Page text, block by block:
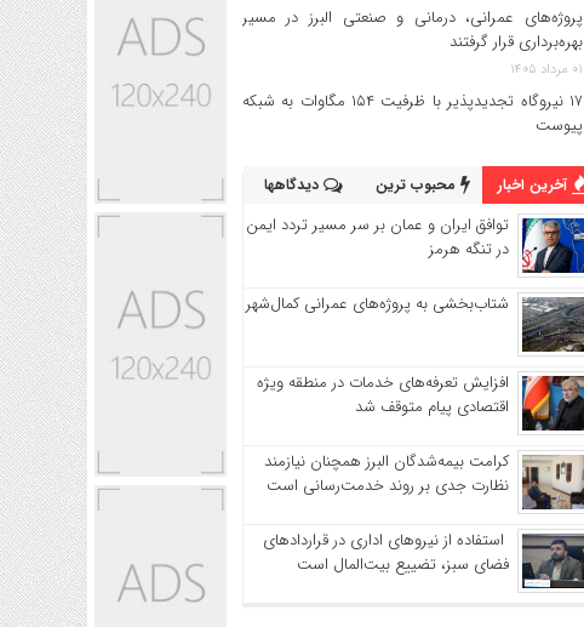
پروژه‌های عمرانی، درمانی و صنعتی البرز در مسیر
بهره‌برداری قرار گرفتند
۰۱ مرداد ۱۴۰۵
۱۷ نیروگاه تجدیدپذیر با ظرفیت ۱۵۴ مگاوات به شبکه
پیوست
آخرین اخبار محبوب ترین دیدگاهها
توافق ایران و عمان بر سر مسیر تردد ایمن
در تنگه هرمز
شتاب‌بخشی به پروژه‌های عمرانی کمال‌شهر
افزایش تعرفه‌های خدمات در منطقه ویژه
اقتصادی پیام متوقف شد
کرامت بیمه‌شدگان البرز همچنان نیازمند
نظارت جدی بر روند خدمت‌رسانی است
استفاده از نیروهای اداری در قراردادهای
فضای سبز، تضییع بیت‌المال است